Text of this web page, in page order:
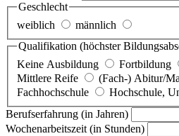
Geschlecht
weiblich
männlich
Qualifikation (höchster
Keine Ausbildung
Fortbildung
Mittlere Reife
(Fach-) Abitur/
Fachhochschule
Hochschule,
Berufserfahrung (in Jahren)
Wochenarbeitszeit (in Stunden)